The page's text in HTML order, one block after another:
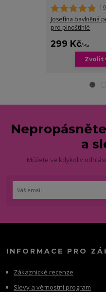
Josefína bavlněná
pro plnoštíhlé
299 Kč/ks
Zvolit
a
Můžete se kdykoliv
INFORMACE PRO
Zákaznické recenze
Slevy a věrnostní program